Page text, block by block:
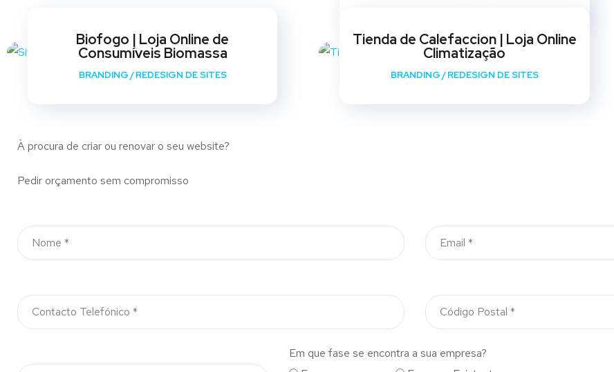
Biofogo | Loja Online de
Consumíveis Biomassa
BRANDING/REDESIGN DE SITES
Tienda de Calefaccion | Loja Online
Climatização
BRANDING/REDESIGN DE SITES
À procura de criar ou renovar o seu website?
Pedir orçamento sem compromisso
Em que fase se encontra a sua empresa?